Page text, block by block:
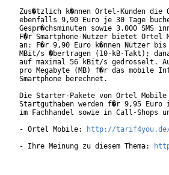
Zus�tzlich k�nnen Ortel-Kunden
ebenfalls 9,90 Euro je 30 Tage
Gespr�chsminuten sowie 3.000 SMS
F�r Smartphone-Nutzer bietet
an: F�r 9,90 Euro k�nnen Nutzer
MBit/s �bertragen (10-kB-Takt);
auf maximal 56 kBit/s gedrosselt.
pro Megabyte (MB) f�r das mobile
Smartphone berechnet.
Die Starter-Pakete von Ortel
Startguthaben werden f�r 9,95 Euro
im Fachhandel sowie in Call-Shops
- Ortel Mobile:
http://
- Ihre Meinung zu diesem Thema: